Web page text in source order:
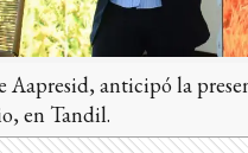
Aapresid, anticipó la
en Tandil.